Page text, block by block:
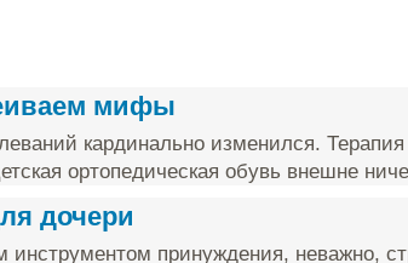
мифы
кардинально изменился. Терапия
ортопедическая обувь внешне
дочери
принуждения, неважно,